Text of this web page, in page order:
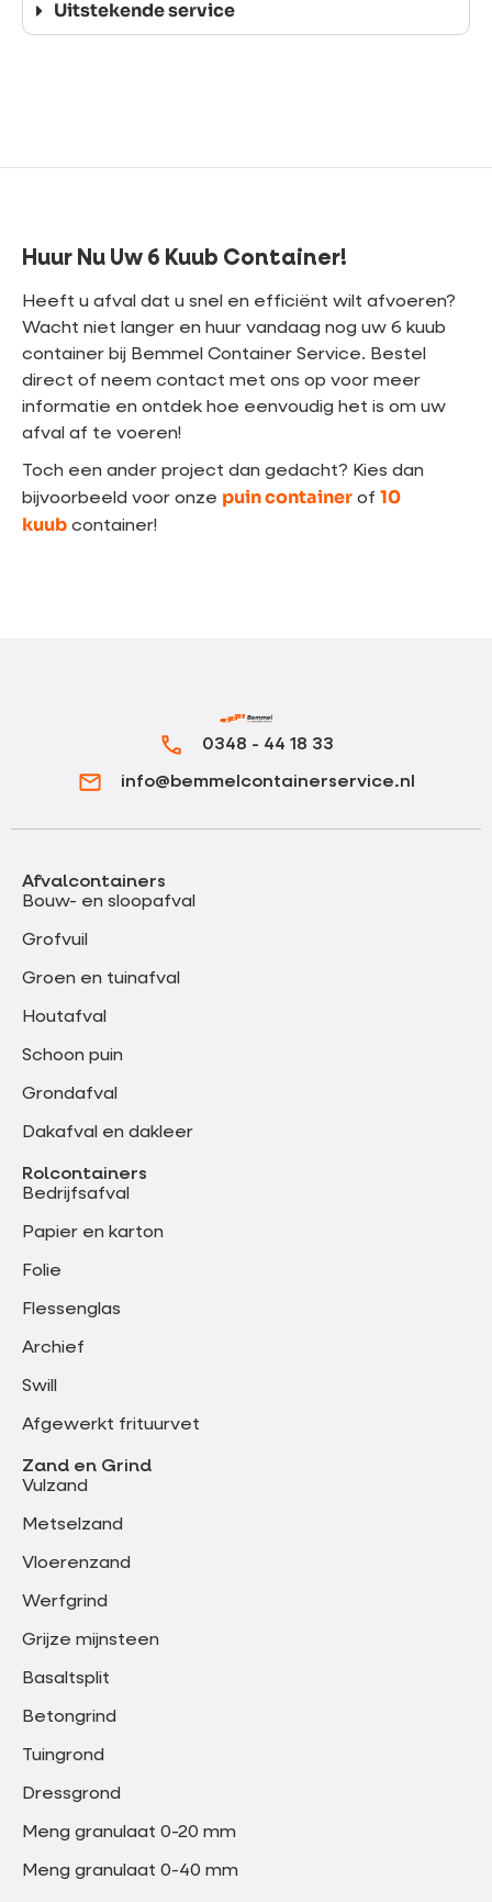
Uitstekende service
Huur Nu Uw 6 Kuub Container!
Heeft u afval dat u snel en efficiënt wilt afvoeren?
Wacht niet langer en huur vandaag nog uw 6 kuub
container bij Bemmel Container Service. Bestel
direct of neem contact met ons op voor meer
informatie en ontdek hoe eenvoudig het is om uw
afval af te voeren!
Toch een ander project dan gedacht? Kies dan
bijvoorbeeld voor onze puin container of 10
kuub container!
0348 - 44 18 33
info@bemmelcontainerservice.nl
Afvalcontainers
Bouw- en sloopafval
Grofvuil
Groen en tuinafval
Houtafval
Schoon puin
Grondafval
Dakafval en dakleer
Rolcontainers
Bedrijfsafval
Papier en karton
Folie
Flessenglas
Archief
Swill
Afgewerkt frituurvet
Zand en Grind
Vulzand
Metselzand
Vloerenzand
Werfgrind
Grijze mijnsteen
Basaltsplit
Betongrind
Tuingrond
Dressgrond
Meng granulaat 0-20 mm
Meng granulaat 0-40 mm